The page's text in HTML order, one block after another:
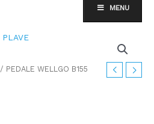
MENU
/ PEDALE WELLGO B155